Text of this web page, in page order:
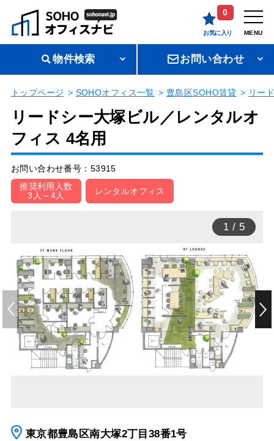
0
お気に入り MENU
物件検索 お問い合わせ
トップページ SOHOオフィス一覧 豊島区SOHO賃貸 リー
リードシー大塚ビル／レンタルオ
フィス 4名用
お問い合わせ番号：53915
推奨利用人数
3人～4人
レンタルオフィス
1 / 5
東京都豊島区南大塚2丁目38番1号